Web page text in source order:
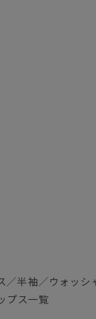
／半袖／ウォッシ
プス一覧